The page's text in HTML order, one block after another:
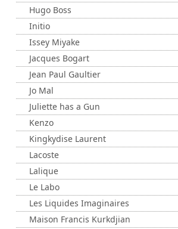
Hugo Boss
Initio
Issey Miyake
Jacques Bogart
Jean Paul Gaultier
Jo Mal
Juliette has a Gun
Kenzo
Kingkydise Laurent
Lacoste
Lalique
Le Labo
Les Liquides Imaginaires
Maison Francis Kurkdjian